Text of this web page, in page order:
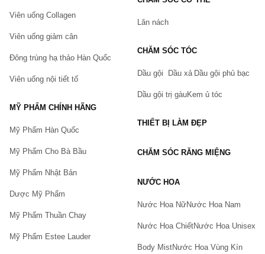
Viên uống Collagen
Viên uống giảm cân
Đông trùng hạ thảo Hàn Quốc
Viên uống nội tiết tố
MỸ PHẨM CHÍNH HÃNG
Mỹ Phẩm Hàn Quốc
Mỹ Phẩm Cho Bà Bầu
Mỹ Phẩm Nhật Bản
Dược Mỹ Phẩm
Mỹ Phẩm Thuần Chay
Mỹ Phẩm Estee Lauder
Lăn nách
CHĂM SÓC TÓC
Dầu gội Dầu xả Dầu gội phủ bạc
Dầu gội trị gàuKem ủ tóc
THIẾT BỊ LÀM ĐẸP
CHĂM SÓC RĂNG MIỆNG
NƯỚC HOA
Nước Hoa NữNước Hoa Nam
Nước Hoa ChiếtNước Hoa Unisex
Body MistNước Hoa Vùng Kín